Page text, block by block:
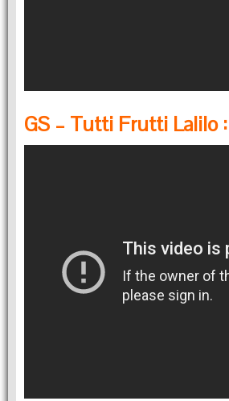
GS – Tutti Frutti Lalilo :